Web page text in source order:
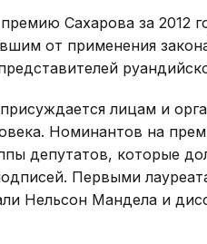
Сахарова за 2012
от применения
лицам и
Номинантов на
депутатов, которые
Первыми
Нельсон Мандела и